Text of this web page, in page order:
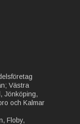
Västra
Jönköping,
och Kalmar
Floby,